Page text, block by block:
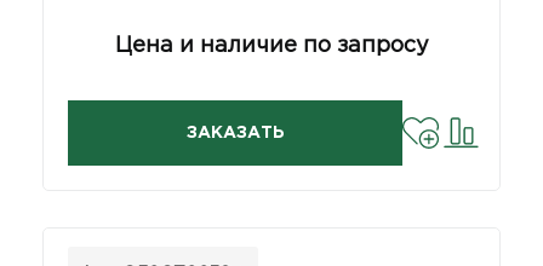
Цена и наличие по запросу
ЗАКАЗАТЬ